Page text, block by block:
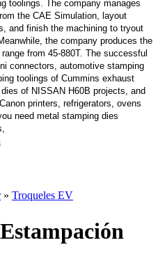
toolings.
The company manages
the CAE Simulation, layout
and finish the machining to tryout
the company produces the
from 45-880T. The successful
connectors, automotive stamping
toolings of Cummins exhaust
of NISSAN H60B projects, and
printers, refrigerators, ovens
need metal stamping dies
» Troqueles EV